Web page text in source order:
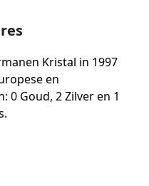
Kristal in 1997
en
0 Goud, 2 Zilver en 1